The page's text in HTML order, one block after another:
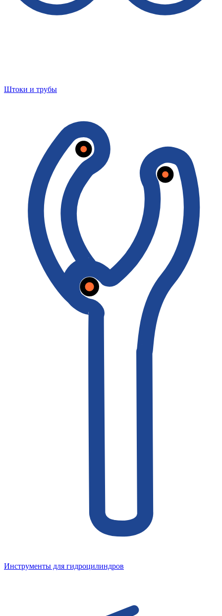
Штоки и трубы
Инструменты для гидроцилиндров